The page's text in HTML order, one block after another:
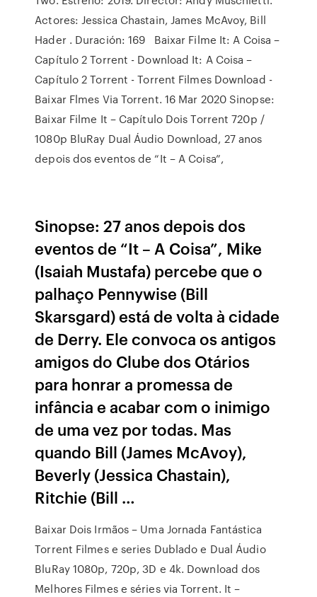
Actores: Jessica Chastain, James McAvoy, Bill
Hader . Duración: 169 Baixar Filme It: A Coisa –
Capítulo 2 Torrent - Download It: A Coisa –
Capítulo 2 Torrent - Torrent Filmes Download -
Baixar Flmes Via Torrent. 16 Mar 2020 Sinopse:
Baixar Filme It – Capítulo Dois Torrent 720p /
1080p BluRay Dual Áudio Download, 27 anos
depois dos eventos de “It – A Coisa”,
Sinopse: 27 anos depois dos
eventos de “It – A Coisa”, Mike
(Isaiah Mustafa) percebe que o
palhaço Pennywise (Bill
Skarsgard) está de volta à cidade
de Derry. Ele convoca os antigos
amigos do Clube dos Otários
para honrar a promessa de
infância e acabar com o inimigo
de uma vez por todas. Mas
quando Bill (James McAvoy),
Beverly (Jessica Chastain),
Ritchie (Bill …
Baixar Dois Irmãos – Uma Jornada Fantástica
Torrent Filmes e series Dublado e Dual Áudio
BluRay 1080p, 720p, 3D e 4k. Download dos
Melhores Filmes e séries via Torrent. It –